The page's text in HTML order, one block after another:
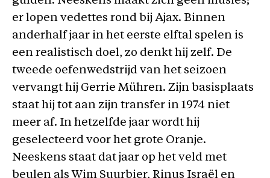
er lopen vedettes rond bij Ajax. Binnen
anderhalf jaar in het eerste elftal spelen is
een realistisch doel, zo denkt hij zelf. De
tweede oefenwedstrijd van het seizoen
vervangt hij Gerrie Mühren. Zijn basisplaats
staat hij tot aan zijn transfer in 1974 niet
meer af. In hetzelfde jaar wordt hij
geselecteerd voor het grote Oranje.
Neeskens staat dat jaar op het veld met
beulen als Wim Suurbier, Rinus Israël en